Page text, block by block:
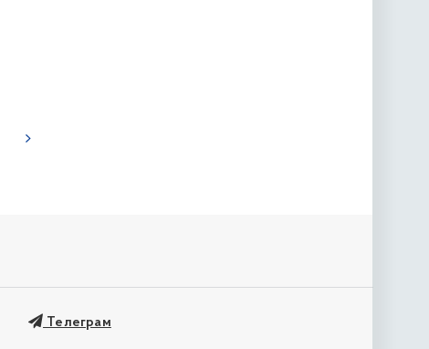
« попередня
Телеграм